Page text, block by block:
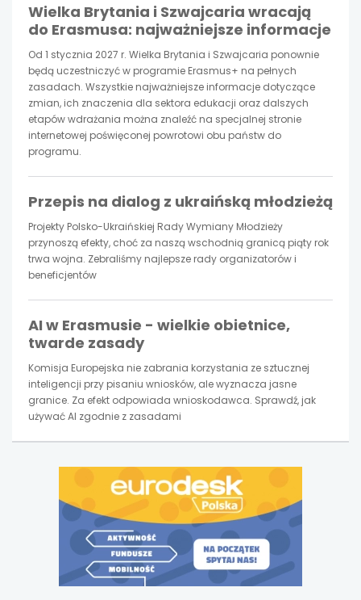
się
w
nowej
karcie
się
w
nowej
karcie
się
w
nowej
karcie
Wielka Brytania i Szwajcaria wracają
do Erasmusa: najważniejsze informacje
Od 1 stycznia 2027 r. Wielka Brytania i Szwajcaria ponownie
będą uczestniczyć w programie Erasmus+ na pełnych
zasadach. Wszystkie najważniejsze informacje dotyczące
zmian, ich znaczenia dla sektora edukacji oraz dalszych
etapów wdrażania można znaleźć na specjalnej stronie
internetowej poświęconej powrotowi obu państw do
programu.
Przepis na dialog z ukraińską młodzieżą
Projekty Polsko-Ukraińskiej Rady Wymiany Młodzieży
przynoszą efekty, choć za naszą wschodnią granicą piąty rok
trwa wojna. Zebraliśmy najlepsze rady organizatorów i
beneficjentów
AI w Erasmusie - wielkie obietnice,
twarde zasady
Komisja Europejska nie zabrania korzystania ze sztucznej
inteligencji przy pisaniu wniosków, ale wyznacza jasne
granice. Za efekt odpowiada wnioskodawca. Sprawdź, jak
używać AI zgodnie z zasadami
otwiera
się